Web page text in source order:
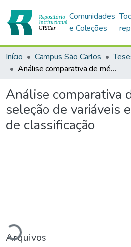
Comunidades
e Coleções
Início Campus São Carlos
Análise comparativa de métodos de seleção de variáveis em problemas de classificação
Análise comparativa
seleção de variáveis
de classificação
Carregando...
Arquivos